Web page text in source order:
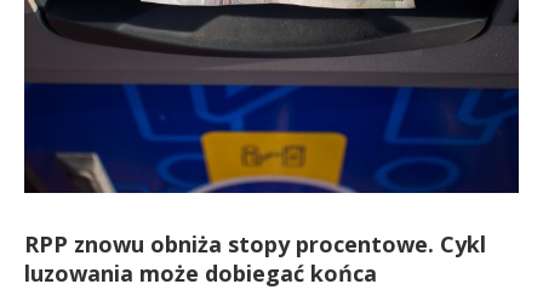
RPP znowu obniża stopy procentowe. Cykl
luzowania może dobiegać końca